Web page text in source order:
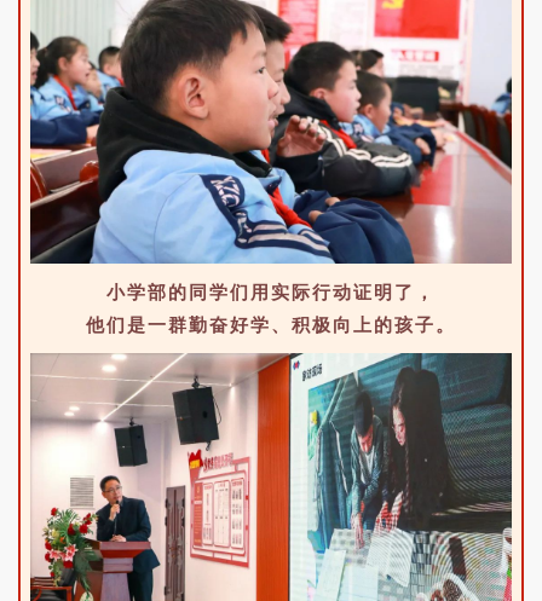
小学部的同学们用实际行动证明了，
他们是一群勤奋好学、积极向上的孩子。